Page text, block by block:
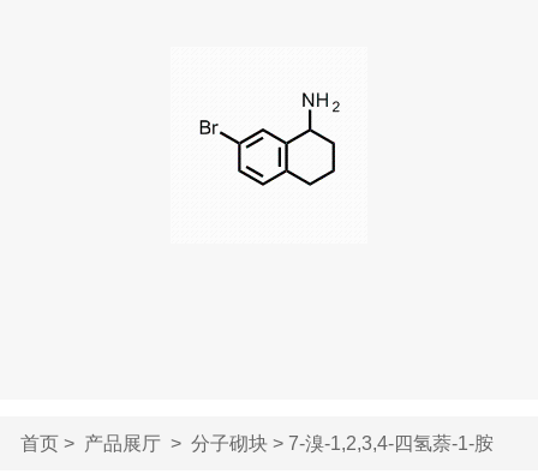
首页> 产品展厅> 分子砌块> 7-溴-1,2,3,4-四氢萘-1-胺